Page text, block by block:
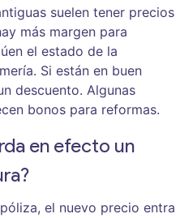
suelen tener precios
más margen para
el estado de la
Si están en buen
descuento. Algunas
bonos para reformas.
en efecto un
el nuevo precio entra